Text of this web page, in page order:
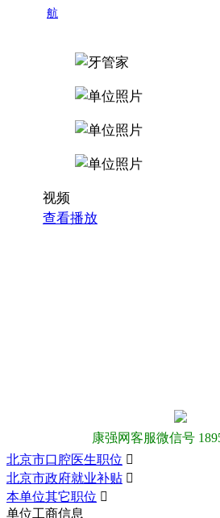
航
视频
查看播放
康强网客服微信号
北京市口腔医生职位 
北京市政府就业补贴 
本单位其它职位 
单位工商信息